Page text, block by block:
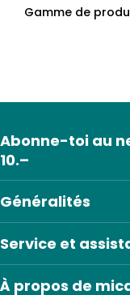
Gamme de
Généralités
Service et
À propos de
Abonne-toi au
10.–